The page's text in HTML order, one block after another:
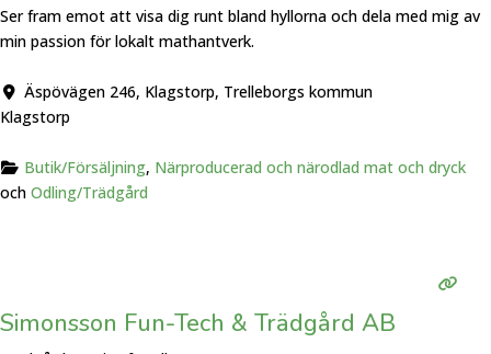
Ser fram emot att visa dig runt bland hyllorna och dela med mig av
min passion för lokalt mathantverk.
Äspövägen 246, Klagstorp, Trelleborgs kommun
Klagstorp
Butik/Försäljning, Närproducerad och närodlad mat och dryck
och Odling/Trädgård
Simonsson Fun-Tech & Trädgård AB